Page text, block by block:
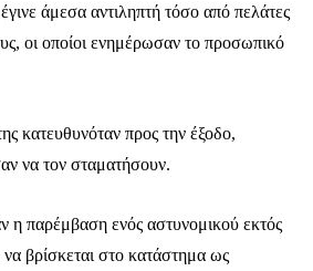
άμεσα αντιληπτή τόσο από πελάτες
οι οποίοι ενημέρωσαν το προσωπικό
κατευθυνόταν προς την έξοδο,
να τον σταματήσουν.
η παρέμβαση ενός αστυνομικού εκτός
να βρίσκεται στο κατάστημα ως